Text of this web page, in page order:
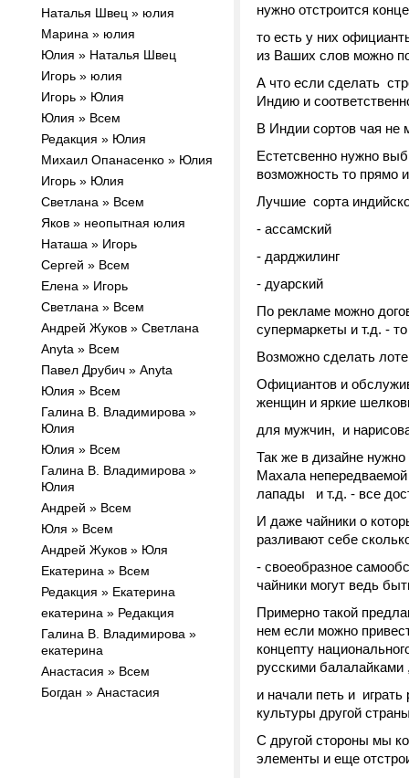
Наталья Швец » юлия
Марина » юлия
Юлия » Наталья Швец
Игорь » юлия
Игорь » Юлия
Юлия » Всем
Редакция » Юлия
Михаил Опанасенко » Юлия
Игорь » Юлия
Светлана » Всем
Яков » неопытная юлия
Наташа » Игорь
Сергей » Всем
Елена » Игорь
Светлана » Всем
Андрей Жуков » Светлана
Anyta » Всем
Павел Друбич » Anyta
Юлия » Всем
Галина В. Владимирова »
Юлия
Юлия » Всем
Галина В. Владимирова »
Юлия
Андрей » Всем
Юля » Всем
Андрей Жуков » Юля
Екатерина » Всем
Редакция » Екатерина
екатерина » Редакция
Галина В. Владимирова »
екатерина
Анастасия » Всем
Богдан » Анастасия
нужно отстроится
то есть у них
из Ваших слов можно
А что если сделать
Индию и
В Индии сортов чая не
Естетсвенно нужно
возможность то прямо
Лучшие сорта
- ассамский
- дарджилинг
- дуарский
По рекламе можно
супермаркеты и т.д. -
Возможно сделать
Официантов и
женщин и яркие
для мужчин, и
Так же в дизайне
Махала
лапады и т.д. - все
И даже чайники о
разливают себе
- своеобразное
чайники могут ведь
Примерно такой
нем если можно
концепту
русскими балалайками
и начали петь и
культуры другой
С другой стороны мы
элементы и еще